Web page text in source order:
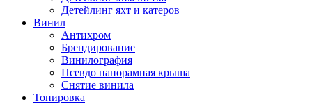
Детейлинг яхт и катеров
Винил
Антихром
Брендирование
Винилография
Псевдо панорамная крыша
Снятие винила
Тонировка